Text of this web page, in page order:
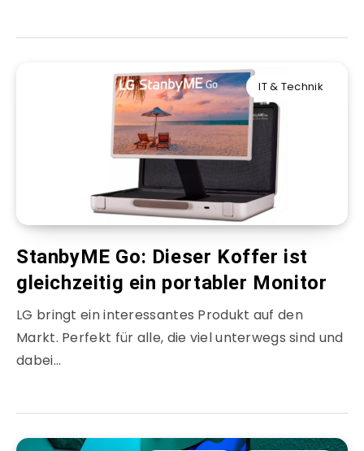
IT & Technik
StanbyME Go: Dieser Koffer ist
gleichzeitig ein portabler Monitor
LG bringt ein interessantes Produkt auf den
Markt. Perfekt für alle, die viel unterwegs sind und
dabei…